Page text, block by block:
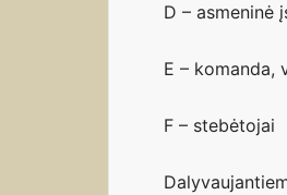
D – asmeninė
E – komanda,
F – stebėtojai